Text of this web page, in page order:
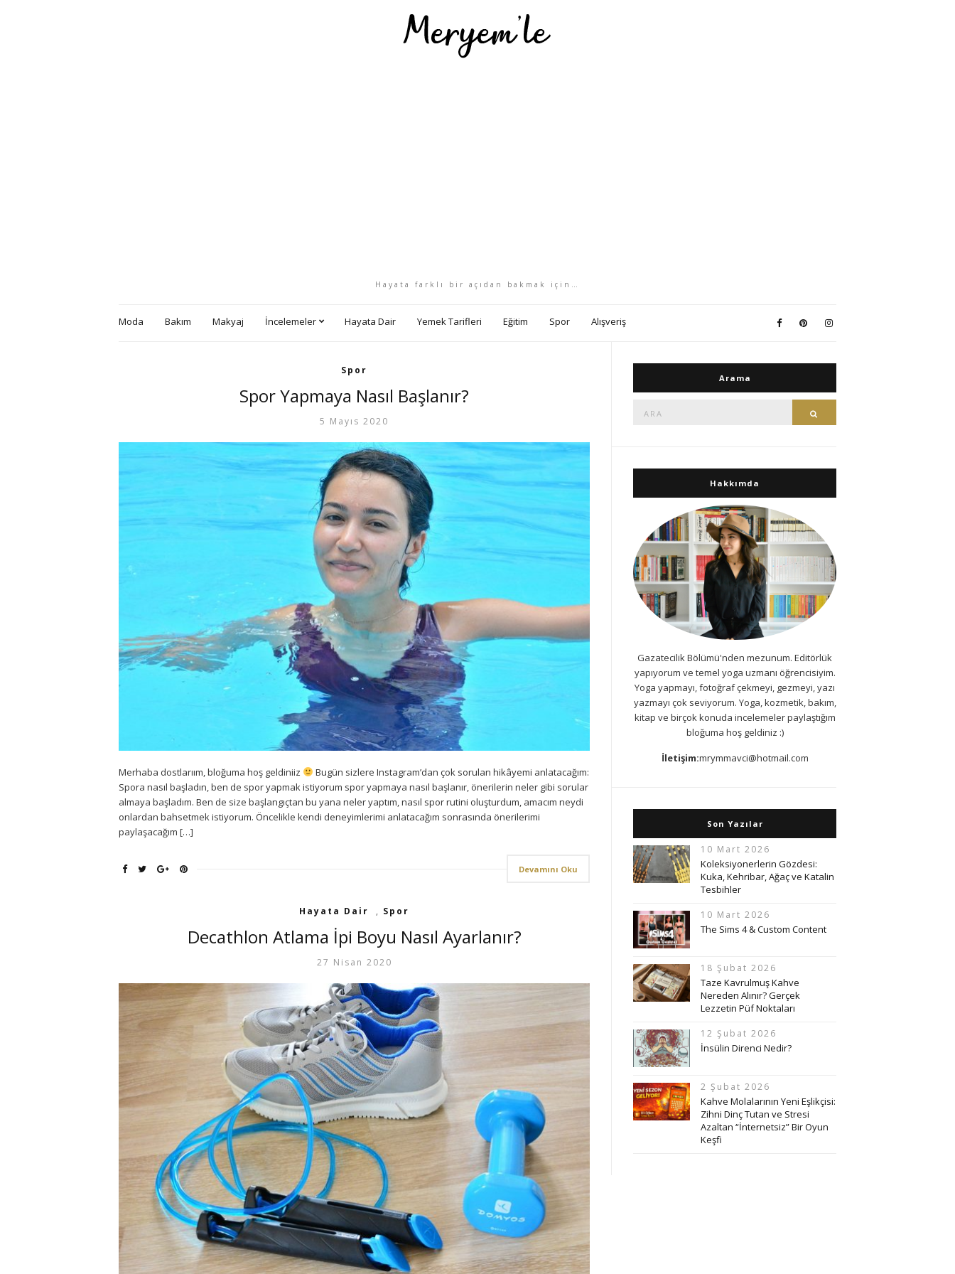
Hayata farklı bir açıdan bakmak için…
Moda Bakım Makyaj İncelemeler Hayata Dair Yemek Tarifleri Eğitim Spor Alışveriş
Spor
Spor Yapmaya Nasıl Başlanır?
5 Mayıs 2020
Merhaba dostlarıım, bloğuma hoş geldiniiz
Bugün sizlere Instagram’dan çok sorulan hikâyemi anlatacağım:
Spora nasıl başladın, ben de spor yapmak istiyorum spor yapmaya nasıl başlanır, önerilerin neler gibi sorular
almaya başladım. Ben de size başlangıçtan bu yana neler yaptım, nasıl spor rutini oluşturdum, amacım neydi
onlardan bahsetmek istiyorum. Öncelikle kendi deneyimlerimi anlatacağım sonrasında önerilerimi
paylaşacağım […]
Devamını Oku
Hayata Dair , Spor
Decathlon Atlama İpi Boyu Nasıl Ayarlanır?
27 Nisan 2020
Arama
Hakkımda
Gazatecilik Bölümü'nden mezunum. Editörlük
yapıyorum ve temel yoga uzmanı öğrencisiyim.
Yoga yapmayı, fotoğraf çekmeyi, gezmeyi, yazı
yazmayı çok seviyorum. Yoga, kozmetik, bakım,
kitap ve birçok konuda incelemeler paylaştığım
bloğuma hoş geldiniz :)
İletişim:mrymmavci@hotmail.com
Son Yazılar
10 Mart 2026
Koleksiyonerlerin Gözdesi:
Kuka, Kehribar, Ağaç ve Katalin
Tesbihler
10 Mart 2026
The Sims 4 & Custom Content
18 Şubat 2026
Taze Kavrulmuş Kahve
Nereden Alınır? Gerçek
Lezzetin Püf Noktaları
12 Şubat 2026
İnsülin Direnci Nedir?
2 Şubat 2026
Kahve Molalarının Yeni Eşlikçisi:
Zihni Dinç Tutan ve Stresi
Azaltan “İnternetsiz” Bir Oyun
Keşfi